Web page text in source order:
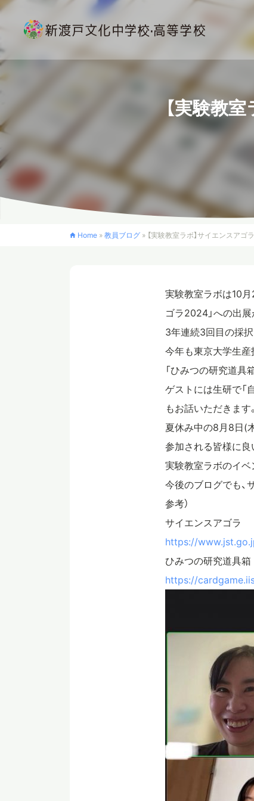
【実験教
Home » 教員ブログ » 【実験教室ラボ】サイエンスアゴ
実験教室ラボは10
ゴラ2024」への出展
3年連続3回目の採択
今年も東京大学生産
「ひみつの研究道具
ゲストには生研で「
もお話いただきます。
夏休み中の8月8日(
参加される皆様に良
実験教室ラボのイベ
今後のブログでも、
参考）
サイエンスアゴラ
https://
ひみつの研究道具箱
https://